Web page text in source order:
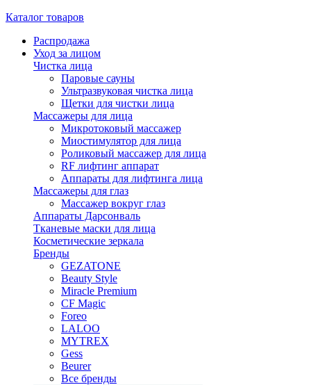
Каталог товаров
Распродажа
Уход за лицом
Чистка лица
Паровые сауны
Ультразвуковая чистка лица
Щетки для чистки лица
Массажеры для лица
Микротоковый массажер
Миостимулятор для лица
Роликовый массажер для лица
RF лифтинг аппарат
Аппараты для лифтинга лица
Массажеры для глаз
Массажер вокруг глаз
Аппараты Дарсонваль
Тканевые маски для лица
Косметические зеркала
Бренды
GEZATONE
Beauty Style
Miracle Premium
CF Magic
Foreo
LALOO
MYTREX
Gess
Beurer
Все бренды